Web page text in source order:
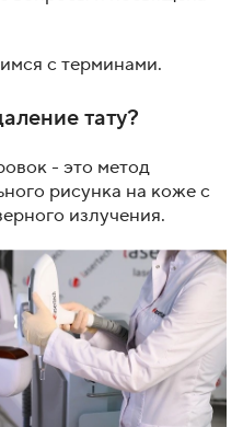
с терминами.
тату?
- это метод
рисунка на коже с
излучения.